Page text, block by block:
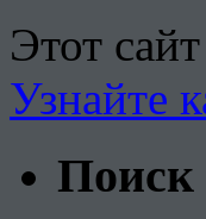
Этот
Узнайте
Поиск